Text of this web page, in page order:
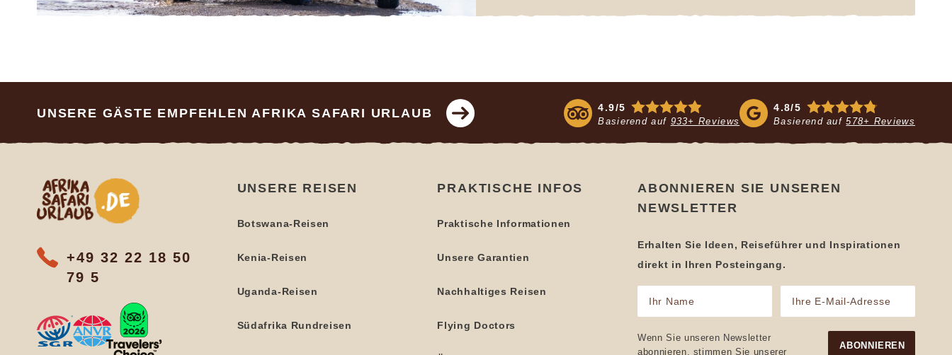
UNSERE GÄSTE EMPFEHLEN AFRIKA SAFARI URLAUB 4.9/5
Basierend auf 933+ Reviews
4.8/5
Basierend auf578+ Reviews
Afrika Safari Urlaub
+49 32 22 18 50
79 5
UNSERE REISEN
Botswana-Reisen
Kenia-Reisen
Uganda-Reisen
Südafrika Rundreisen
PRAKTISCHE INFOS
Praktische Informationen
Unsere Garantien
Nachhaltiges Reisen
Flying Doctors
ABONNIEREN SIE UNSEREN
NEWSLETTER
Erhalten Sie Ideen, Reiseführer und Inspirationen
direkt in Ihren Posteingang.
Name
Mail-
(erforderlich)
Wenn Sie unseren Newsletter
abonnieren, stimmen Sie unserer